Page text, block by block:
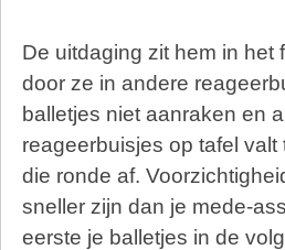
De uitdaging zit hem in het
door ze in andere
balletjes niet aanraken en
reageerbuisjes op tafel
die ronde af.
sneller zijn dan je mede-
eerste je balletjes in de